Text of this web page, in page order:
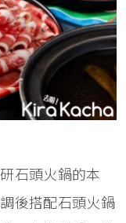
石頭火鍋的本
後搭配石頭火鍋